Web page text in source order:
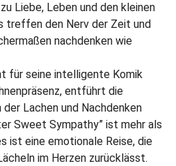
Liebe, Leben und den kleinen
treffen den Nerv der Zeit und
nachdenken wie
für seine intelligente Komik
entführt die
Lachen und Nachdenken
Sweet Sympathy” ist mehr als
ist eine emotionale Reise, die
im Herzen zurücklässt.